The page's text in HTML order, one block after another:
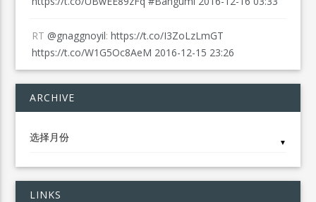
RT@gnaggnoyil:https://t.co/I3ZoLzLmGT
https://t.co/W1G5Oc8AeM 2016-12-15 23:26
ARCHIVE
Archive
▼
LINKS